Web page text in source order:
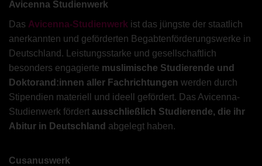
Avicenna Studienwerk
Das Avicenna-Studienwerk ist das jüngste der staatlich
anerkannten und geförderten Begabtenförderungswerke in
Deutschland. Leistungsstarke und gesellschaftlich
besonders engagierte muslimische Studierende und
Doktorand:innen aller Fachrichtungen werden durch
Stipendien materiell und ideell gefördert. Das Avicenna-
Studienwerk fördert ausschließlich Studierende, die ihr
Abitur in Deutschland abgelegt haben.
Cusanuswerk